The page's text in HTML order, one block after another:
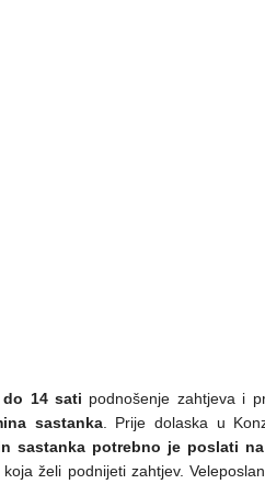
14 sati podnošenje zahtjeva i
sastanka. Prije dolaska u
sastanka potrebno je poslati
koja želi podnijeti zahtjev.